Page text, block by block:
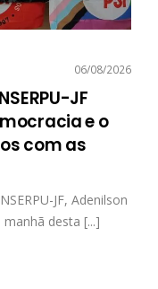
06/08/2026
JF
e o
com as
JF, Adenilson
manhã desta [...]